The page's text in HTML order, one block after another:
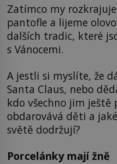
Zatímco my
pantofle a lijeme
dalších tradic, které
s Vánocemi.
A jestli si myslíte, že
Santa Claus, nebo
kdo všechno jim ještě
obdarovává děti a
světě dodržují?
Porcelánky mají žně